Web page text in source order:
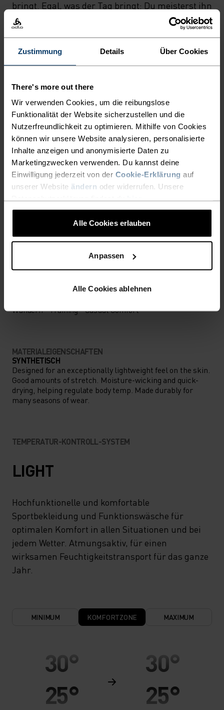
Zustimmung Details Über Cookies
There's more out there
Wir verwenden Cookies, um die reibungslose
Funktionalität der Website sicherzustellen und die
Nutzerfreundlichkeit zu optimieren. Mithilfe von Cookies
können wir unsere Website analysieren, personalisierte
Inhalte anzeigen und anonymisierte Daten zu
Marketingzwecken verwenden. Du kannst deine
Einwilligung jederzeit von der Cookie-Erklärung auf
unserer Website ändern oder widerrufen. Unsere
Alle Cookies erlauben
Anpassen
Alle Cookies ablehnen
bringt. Egal, was der Tag bringt: Du meisterst ihn
mit gutem Gefühl. Mit diesem Top bist du von
Meeting bis Workout jeder schweisstreibenden
Herausforderung gewachsen.
ULTIMATIVER KOMFORT,
GRENZENLOSE
FUNKTIONALITÄT.
Base Layer für unübertroffene Performance –
denn du bestimmst, wie dein Tag aussieht.
AKTIVITÄTSNIVEAU
Wandern - Training - Casual Comfort
MATERIALEIGENSCHAFTEN
SYNTHETISCH
Designed for an exceptionally lightweight feel on the skin.
Good amounts of stretch. Moisture-wicking and quick-
drying, helping regulate body temp. Made durably for
many seasons of wear.
TEMPERATUR-KONTROLL-SYSTEM
LIGHT
Hochfunktionelle und komfortable
Sportbekleidung und Funktionswäsche für
optimalen Komfort in allen Situationen und bei
jedem Wetter. Atmungsaktiv, für einen
wirksamen Feuchtigkeitstransport für das ganze
Jahr.
MINIMUM KOMFORTZONE MAXIMUM
30°
25°
30°
25°